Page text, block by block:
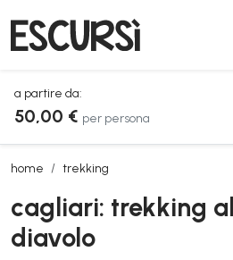
a partire da:
50,00 € per persona
home trekking
cagliari: trekking alla sella del diavolo
cagliari: trekking
diavolo